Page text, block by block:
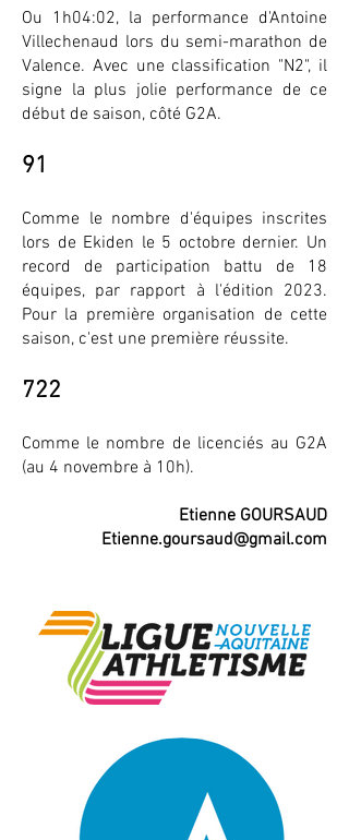
Ou 1h04:02, la performance d'Antoine
Villechenaud lors du semi-marathon de
Valence. Avec une classification "N2", il
signe la plus jolie performance de ce
début de saison, côté G2A.
91
Comme le nombre d'équipes inscrites
lors de Ekiden le 5 octobre dernier. Un
record de participation battu de 18
équipes, par rapport à l'édition 2023.
Pour la première organisation de cette
saison, c'est une première réussite.
722
Comme le nombre de licenciés au G2A
(au 4 novembre à 10h).
Etienne GOURSAUD
Etienne.goursaud@gmail.com